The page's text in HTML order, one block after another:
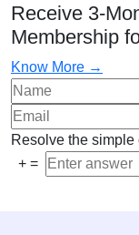
Receive 3-
Membership
Know More →
Resolve the
+ =